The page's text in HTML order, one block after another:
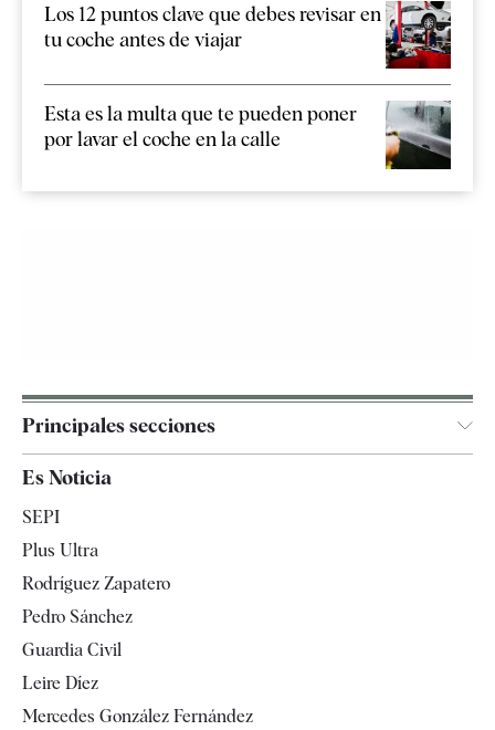
Los 12 puntos clave que debes revisar en
tu coche antes de viajar
Esta es la multa que te pueden poner
por lavar el coche en la calle
Principales secciones
España
Televisión
Es Noticia
SEPI
Plus Ultra
Rodríguez Zapatero
Pedro Sánchez
Guardia Civil
Leire Díez
Mercedes González Fernández